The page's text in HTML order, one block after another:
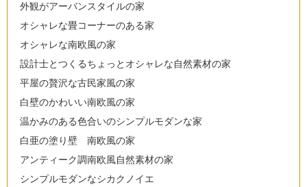
外観がアーバンスタイルの家
オシャレな畳コーナーのある家
オシャレな南欧風の家
設計士とつくるちょっとオシャレな自然素材の家
平屋の贅沢な古民家風の家
白壁のかわいい南欧風の家
温かみのある色合いのシンプルモダンな家
白亜の塗り壁 南欧風の家
アンティーク調南欧風自然素材の家
シンプルモダンなシカクノイエ